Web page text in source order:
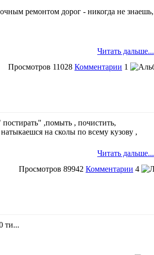
ремонтом дорог - никогда не знаешь,
Читать дальше...
Просмотров 11028 Комментарии 1
,помыть , почистить,
на сколы по всему кузову ,
Читать дальше...
Просмотров 89942 Комментарии 4
ти...